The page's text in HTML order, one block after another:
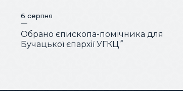
6 серпня
Обрано єпископа-помічника для
Бучацької єпархії УГКЦ